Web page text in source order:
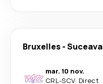
Bruxelles-Suceava
mar. 10 nov.
CRL-SCV· Direct